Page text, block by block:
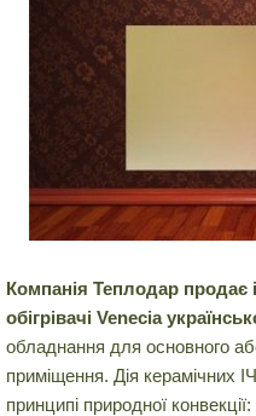
Компанія Теплодар продає
обігрівачі Venecia
обладнання для основного
приміщення. Дія керамічних
принципі природної